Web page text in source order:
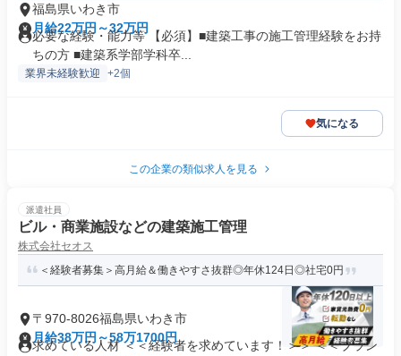
福島県いわき市
月給22万円～32万円
必要な経験・能力等 【必須】■建築工事の施工管理経験をお持
ちの方 ■建築系学部学科卒...
業界未経験歓迎 +2個
気になる
この企業の類似求人を見る
派遣社員
ビル・商業施設などの建築施工管理
株式会社セオス
＜経験者募集＞高月給＆働きやすさ抜群◎年休124日◎社宅0円
〒970-8026福島県いわき市
月給38万円～58万1700円
求めている人材 ＜＜経験者を求めています！＞＞ ＜＜ブラン